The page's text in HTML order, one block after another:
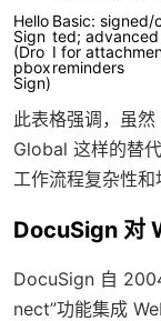
Hello
Sign
(Dro
pbox
Sign)
Basic: signed/
ted; advanced
I for
reminders
此表格强调，虽
Global 这样的替
工作流程复杂性和
DocuSign 对
DocuSign 自
nect”功能集成